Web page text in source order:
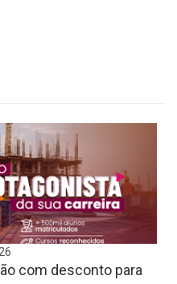
com desconto para